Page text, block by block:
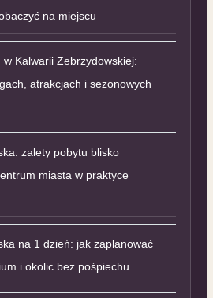
na miejscu
Kalwarii Zebrzydowskiej:
atrakcjach i sezonowych
zalety pobytu blisko
miasta w praktyce
na 1 dzień: jak zaplanować
i okolic bez pośpiechu